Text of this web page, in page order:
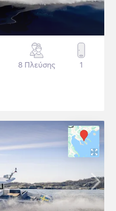
8 Πλεύσης 1